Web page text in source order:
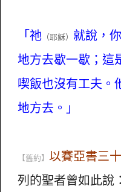
「祂 （耶穌） 就說，
地方去歇一歇；這
喫飯也沒有工夫。
地方去。」
【舊約】 以賽亞書三
列的聖者曾如此說：